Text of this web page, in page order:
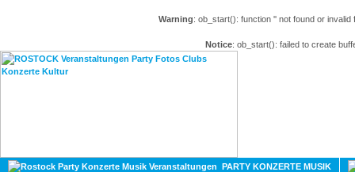
Warning: ob_start(): function '' not found or
Notice: ob_start(): failed to create
PARTY KONZERTE MUSIK